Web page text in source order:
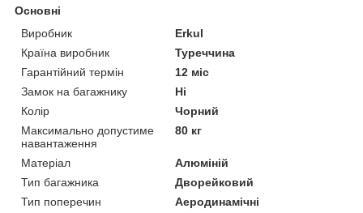
Основні
Виробник
Erkul
Країна виробник
Туреччина
Гарантійний термін
12 міс
Замок на багажнику
Ні
Колір
Чорний
Максимально допустиме
навантаження
80 кг
Матеріал
Алюміній
Тип багажника
Дворейковий
Тип поперечин
Аеродинамічні